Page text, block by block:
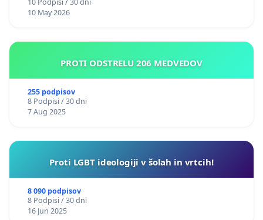
10 Podpisi / 30 dni
10 May 2026
PROTI ODSTRELU 206 MEDVEDOV
255 podpisov
8 Podpisi / 30 dni
7 Aug 2025
Proti LGBT ideologiji v šolah in vrtcih!
8 090 podpisov
8 Podpisi / 30 dni
16 Jun 2025